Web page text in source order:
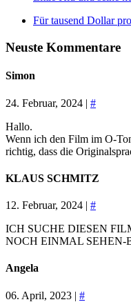
Für tausend Dollar
Neuste Kommentare
Simon
24. Februar, 2024 | #
Hallo.
Wenn ich den Film im O-
richtig, dass die
KLAUS SCHMITZ
12. Februar, 2024 | #
ICH SUCHE DIESEN
NOCH EINMAL SEHEN-
Angela
06. April, 2023 | #